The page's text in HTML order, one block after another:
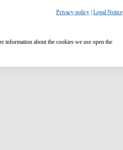
Privacy policy Legal Notice
information about the cookies we use open the